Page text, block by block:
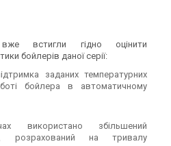
встигли гідно оцінити
бойлерів даної серії:
заданих температурних
бойлера в автоматичному
використано збільшений
розрахований на тривалу